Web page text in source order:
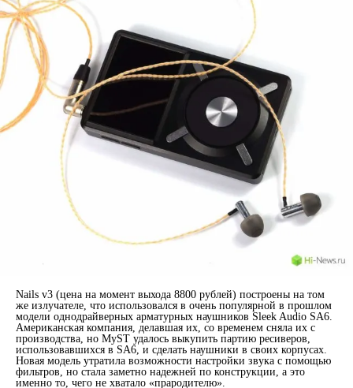
Nails v3 (цена на момент выхода 8800 рублей) построены на том
же излучателе, что использовался в очень популярной в прошлом
модели однодрайверных арматурных наушников Sleek Audio SA6.
Американская компания, делавшая их, со временем сняла их с
производства, но MyST удалось выкупить партию ресиверов,
использовавшихся в SA6, и сделать наушники в своих корпусах.
Новая модель утратила возможности настройки звука с помощью
фильтров, но стала заметно надежней по конструкции, а это
именно то, чего не хватало «прародителю».